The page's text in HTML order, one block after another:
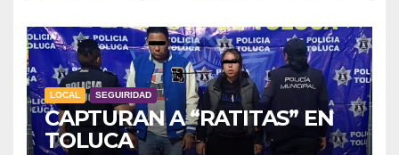
LOCAL SEGUIRIDAD
CAPTURAN A “RATITAS” EN
TOLUCA